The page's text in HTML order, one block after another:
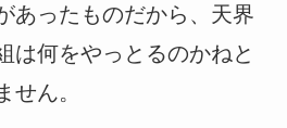
あったものだから、天界
は何をやっとるのかねと
せん。